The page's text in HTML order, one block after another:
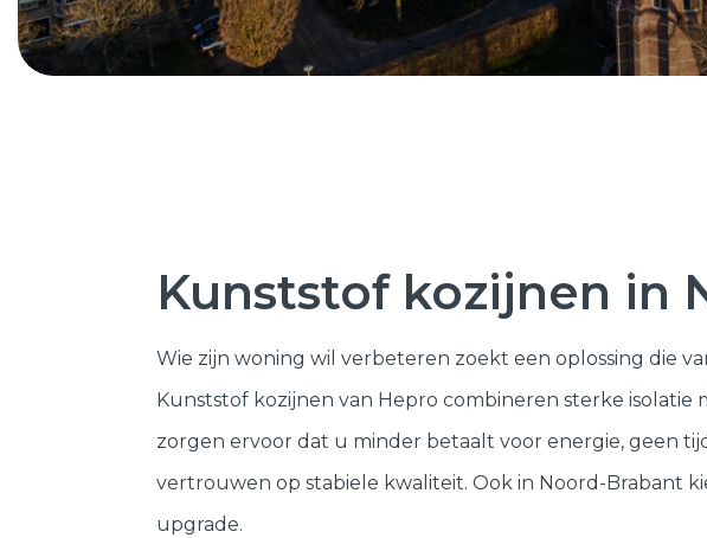
Kunststof kozijnen in
Wie zijn woning wil verbeteren zoekt een oplossing die
Kunststof kozijnen van Hepro combineren sterke
zorgen ervoor dat u minder betaalt voor energie, geen
vertrouwen op stabiele kwaliteit. Ook in Noord-Brabant
upgrade.